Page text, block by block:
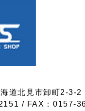
道北見市卸町2-3-2
/ FAX：0157-